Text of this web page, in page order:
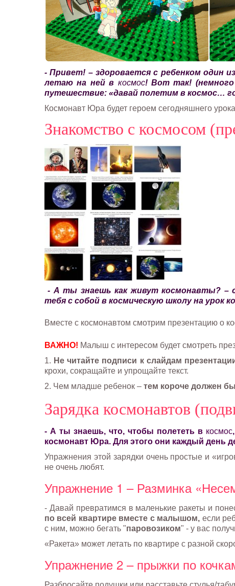
- Привет! – здоровается с ребенком один
летаю на ней в космос! Вот так! (немного
путешествие: «давай полетим в космос…
Космонавт Юра будет героем сегодняшнего
Знакомство с космосом
- А ты знаешь как живут космонавты? –
тебя с собой в космическую школу на урок
Вместе с космонавтом смотрим презентацию о
ВАЖНО! Малыш с интересом будет смотреть
1. Не читайте подписи к слайдам
крохи, сокращайте и упрощайте текст.
2. Чем младше ребенок – тем короче должен
Зарядка космонавтов
- А ты знаешь, что, чтобы полететь в космос
космонавт Юра. Для этого они каждый день
Упражнения этой зарядки очень простые и
не очень любят.
Упражнение 1 – Разминка
- Давай превратимся в маленькие ракеты и
по всей квартире вместе с малышом, если
с ним, можно бегать "паровозиком" - у вас
«Ракета» может летать по квартире с разной
Упражнение 2 – прыжки по